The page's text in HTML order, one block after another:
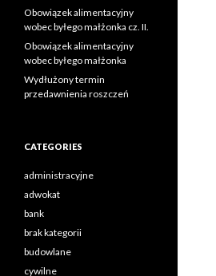
Obowiązek alimentacyjny
wobec byłego małżonka cz. II.
Obowiązek alimentacyjny
wobec byłego małżonka
Wydłużony termin
przedawnienia roszczeń
CATEGORIES
administracyjne
adwokat
bank
brak kategorii
budowlane
cywilne